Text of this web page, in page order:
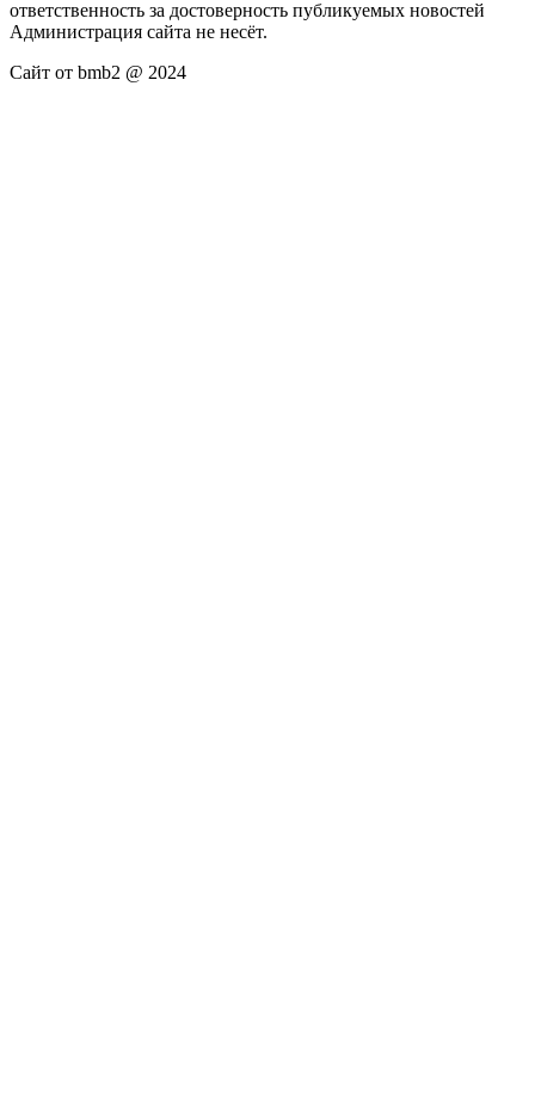
ответственность за достоверность публикуемых новостей
Администрация сайта не несёт.
Сайт от bmb2 @ 2024